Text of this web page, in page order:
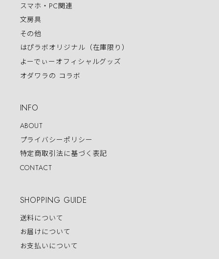
スマホ・PC関連
文房具
その他
はぴラボオリジナル（在庫限り）
よーでぃーオフィシャルグッズ
オダワラの コラボ
INFO
ABOUT
プライバシーポリシー
特定商取引法に基づく表記
CONTACT
SHOPPING GUIDE
送料について
お届けについて
お支払いについて